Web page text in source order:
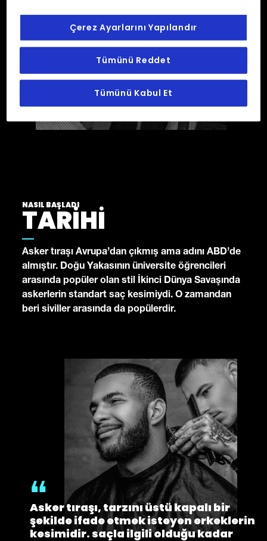
TARİHİ
NASIL BAŞLADI
Asker tıraşı Avrupa’dan çıkmış ama adını ABD’de
almıştır. Doğu Yakasının üniversite öğrencileri
arasında popüler olan stil İkinci Dünya Savaşında
askerlerin standart saç kesimiydi. O zamandan
beri siviller arasında da popülerdir.
Asker tıraşı, tarzını üstü kapalı bir
şekilde ifade etmek isteyen erkeklerin
kesimidir. saçla ilgili olduğu kadar
Çerez Ayarlarını Yapılandır
Tümünü Reddet
Tümünü Kabul Et